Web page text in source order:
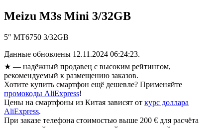
Meizu M3s Mini 3/32GB
5″ MT6750 3/32GB
Данные обновлены 12.11.2024 06:24:23.
★ — надёжный продавец с высоким рейтингом,
рекомендуемый к размещению заказов.
Хотите купить смартфон ещё дешевле? Применяйте
промокоды AliExpress!
Цены на смартфоны из Китая зависят от курс доллара
AliExpress.
При заказе телефона стоимостью выше 200 € для расчёта